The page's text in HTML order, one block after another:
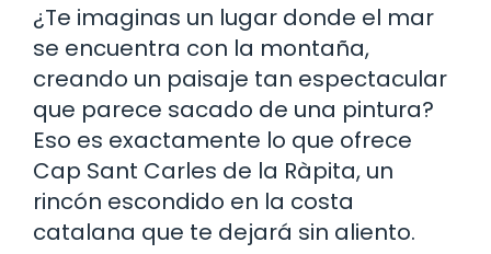
¿Te imaginas un lugar donde el mar
se encuentra con la montaña,
creando un paisaje tan espectacular
que parece sacado de una pintura?
Eso es exactamente lo que ofrece
Cap Sant Carles de la Ràpita, un
rincón escondido en la costa
catalana que te dejará sin aliento.